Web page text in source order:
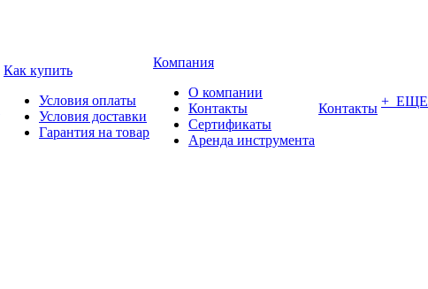
Как купить
Условия оплаты
Условия доставки
Гарантия на товар
Компания
О компании
Контакты
Сертификаты
Аренда инструмента
Контакты + ЕЩЕ